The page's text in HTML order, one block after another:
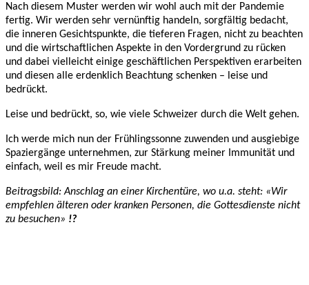
Nach diesem Muster werden wir wohl auch mit der Pandemie
fertig. Wir werden sehr vernünftig handeln, sorgfältig bedacht,
die inneren Gesichtspunkte, die tieferen Fragen, nicht zu beachten
und die wirtschaftlichen Aspekte in den Vordergrund zu rücken
und dabei vielleicht einige geschäftlichen Perspektiven erarbeiten
und diesen alle erdenklich Beachtung schenken – leise und
bedrückt.
Leise und bedrückt, so, wie viele Schweizer durch die Welt gehen.
Ich werde mich nun der Frühlingssonne zuwenden und ausgiebige
Spaziergänge unternehmen, zur Stärkung meiner Immunität und
einfach, weil es mir Freude macht.
Beitragsbild: Anschlag an einer Kirchentüre, wo u.a. steht: «Wir
empfehlen älteren oder kranken Personen, die Gottesdienste nicht
zu besuchen» !?